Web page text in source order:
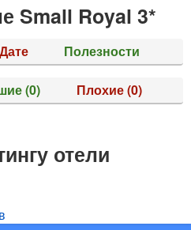
Small Royal 3*
Дате Полезности
(0) Плохие(0)
отели